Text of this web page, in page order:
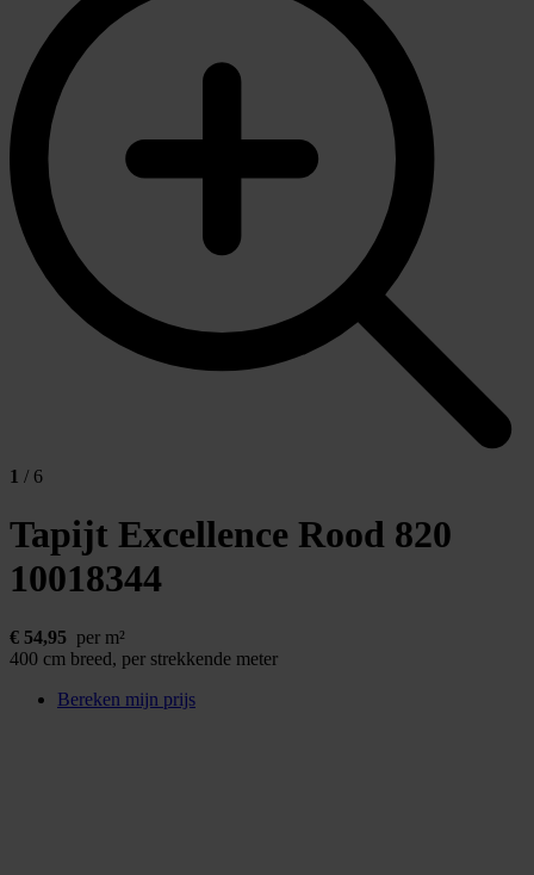
1 / 6
Tapijt Excellence Rood 820
10018344
€ 54,95 per m²
400 cm breed, per strekkende meter
Bereken mijn prijs